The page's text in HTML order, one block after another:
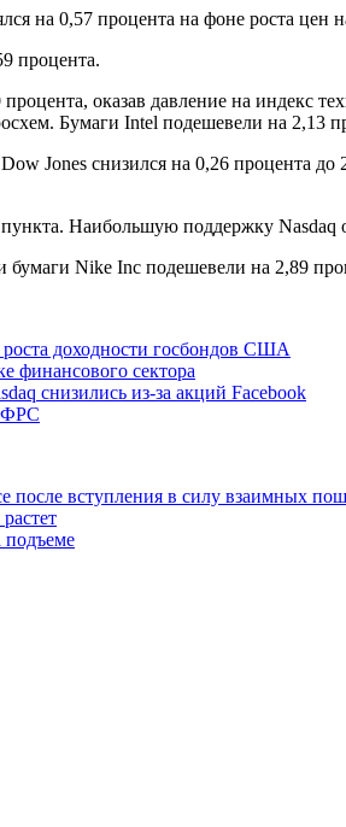
на 0,57 процента на фоне роста цен
процента.
оказав давление на индекс
Бумаги Intel подешевели на 2,13
Jones снизился на 0,26 процента до
Наибольшую поддержку
Nike Inc подешевели на 2,89
доходности госбондов США
финансового сектора
снизились из-за акций Facebook
ФРС
после вступления в силу взаимных